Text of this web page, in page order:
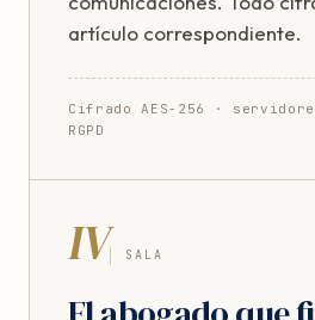
artículo correspondiente.
Cifrado AES-256 ·
RGPD
IV SALA